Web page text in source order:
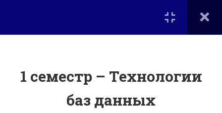
Вход
профессионально-
1 семестр – Технологии
баз данных
Портал дополнительного
образования на факультете
Вычислительной математики
и кибернетики